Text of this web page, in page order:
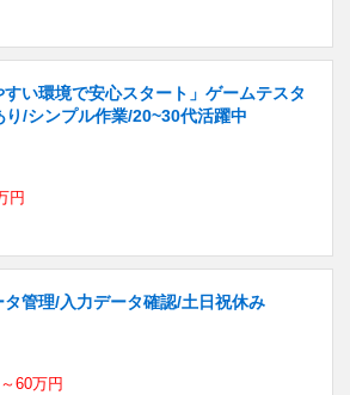
すい環境で安心スタート」ゲームテスタ
/シンプル作業/20~30代活躍中
円
管理/入力データ確認/土日祝休み
60万円